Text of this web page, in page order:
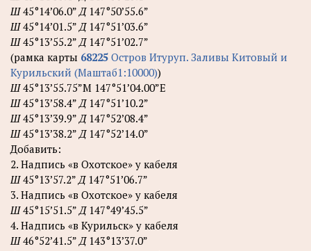
Ш45°14’06.0”Д147°50’55.6”
Ш45°14’01.5”Д147°51’03.6”
Ш45°13’55.2”Д147°51’02.7”
(рамка карты 68225 Остров Итуруп. Заливы Китовый и
Курильский (Маштаб1:10000))
Ш45°13’55.75”М 147°51’04.00”Е
Ш45°13’58.4”Д147°51’10.2”
Ш45°13’39.9”Д147°52’08.4”
Ш45°13’38.2”Д147°52’14.0”
Добавить:
2. Надпись «в Охотское» у кабеля
Ш45°13’57.2”Д147°51’06.7”
3. Надпись «в Охотское» у кабеля
Ш45°15’51.5”Д147°49’45.5”
4. Надпись «в Курильск» у кабеля
Ш46°52’41.5”Д143°13’37.0”